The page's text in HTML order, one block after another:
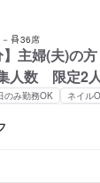
－ 36席
】主婦(夫)の
人数 限定2
のみ勤務OK ネイル